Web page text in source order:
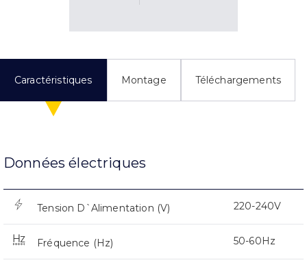
Caractéristiques Montage Téléchargements
Données électriques
Tension D`Alimentation (V) 220-240V
Fréquence (Hz) 50-60Hz